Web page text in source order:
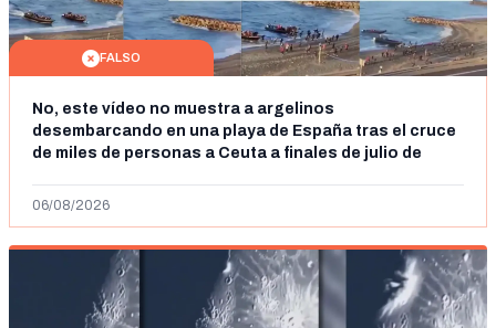
FALSO
No, este vídeo no muestra a argelinos
desembarcando en una playa de España tras el cruce
de miles de personas a Ceuta a finales de julio de
06/08/2026